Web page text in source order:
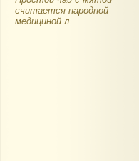
считается народной
медициной л...